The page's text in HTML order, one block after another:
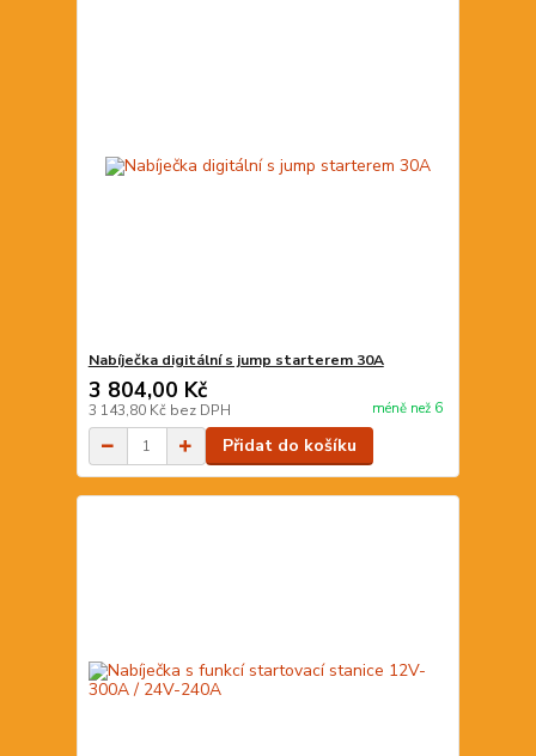
Nabíječka digitální s jump starterem 30A
3 804,00 Kč
3 143,80 Kč bez DPH méně než 6
Přidat do košíku